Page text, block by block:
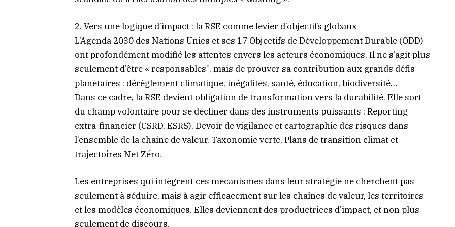
2. Vers une logique d’impact : la RSE comme levier d’objectifs globaux
L’Agenda 2030 des Nations Unies et ses 17 Objectifs de Développement Durable (ODD)
ont profondément modifié les attentes envers les acteurs économiques. Il ne s’agit plus
seulement d’être « responsables”, mais de prouver sa contribution aux grands défis
planétaires : dérèglement climatique, inégalités, santé, éducation, biodiversité…
Dans ce cadre, la RSE devient obligation de transformation vers la durabilité. Elle sort
du champ volontaire pour se décliner dans des instruments puissants : Reporting
extra-financier (CSRD, ESRS), Devoir de vigilance et cartographie des risques dans
l’ensemble de la chaine de valeur, Taxonomie verte, Plans de transition climat et
trajectoires Net Zéro.
Les entreprises qui intègrent ces mécanismes dans leur stratégie ne cherchent pas
seulement à séduire, mais à agir efficacement sur les chaînes de valeur, les territoires
et les modèles économiques. Elles deviennent des productrices d’impact, et non plus
seulement de discours.